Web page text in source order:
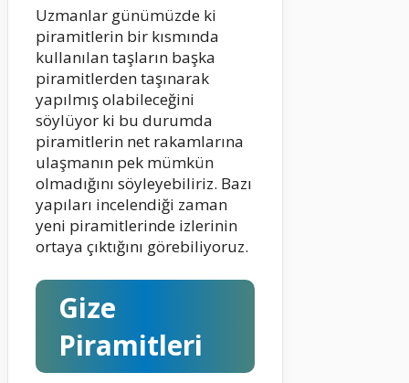
Uzmanlar günümüzde ki
piramitlerin bir kısmında
kullanılan taşların başka
piramitlerden taşınarak
yapılmış olabileceğini
söylüyor ki bu durumda
piramitlerin net rakamlarına
ulaşmanın pek mümkün
olmadığını söyleyebiliriz. Bazı
yapıları incelendiği zaman
yeni piramitlerinde izlerinin
ortaya çıktığını görebiliyoruz.
Gize
Piramitleri